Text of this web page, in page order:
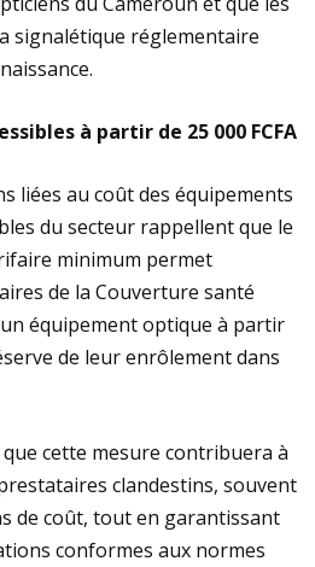
signalétique réglementaire
à partir de 25 000 FCFA
liées au coût des équipements
du secteur rappellent que le
minimum permet
de la Couverture santé
un équipement optique à partir
de leur enrôlement dans
cette mesure contribuera à
clandestins, souvent
de coût, tout en garantissant
conformes aux normes